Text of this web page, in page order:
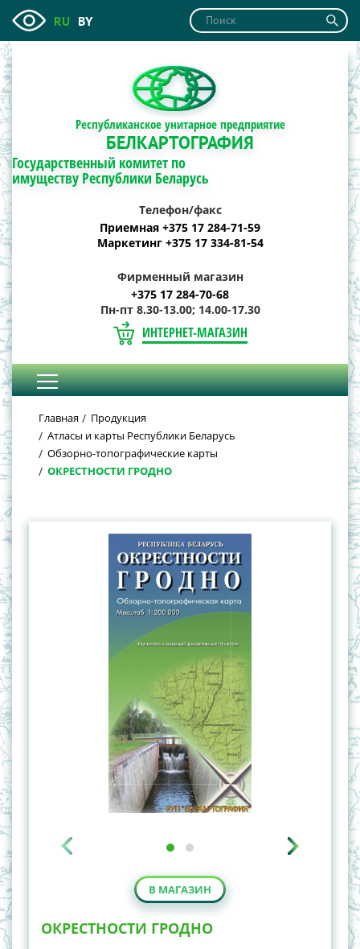
RU BY
Республиканское унитарное предприятие
БЕЛКАРТОГРАФИЯ
Государственный комитет по
имуществу Республики Беларусь
Телефон/факс
Приемная +375 17 284-71-59
Маркетинг +375 17 334-81-54
Фирменный магазин
+375 17 284-70-68
Пн-пт 8.30-13.00; 14.00-17.30
ИНТЕРНЕТ-МАГАЗИН
Главная
Продукция
Атласы и карты Республики Беларусь
Обзорно-топографические карты
ОКРЕСТНОСТИ ГРОДНО
В МАГАЗИН
ОКРЕСТНОСТИ ГРОДНО